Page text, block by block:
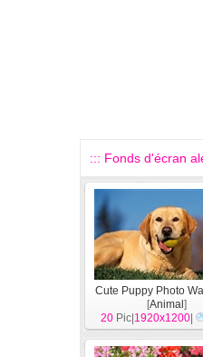
::: Fonds d'écran
Cute Puppy Photo
[Animal ]
20 Pic| 1920x1200